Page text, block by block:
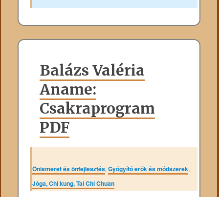
Balázs Valéria
Aname:
Csakraprogram
PDF
|
Önismeret és önfejlesztés,Gyógyító erők és módszerek,
Jóga, Chi kung, Tai Chi Chuan